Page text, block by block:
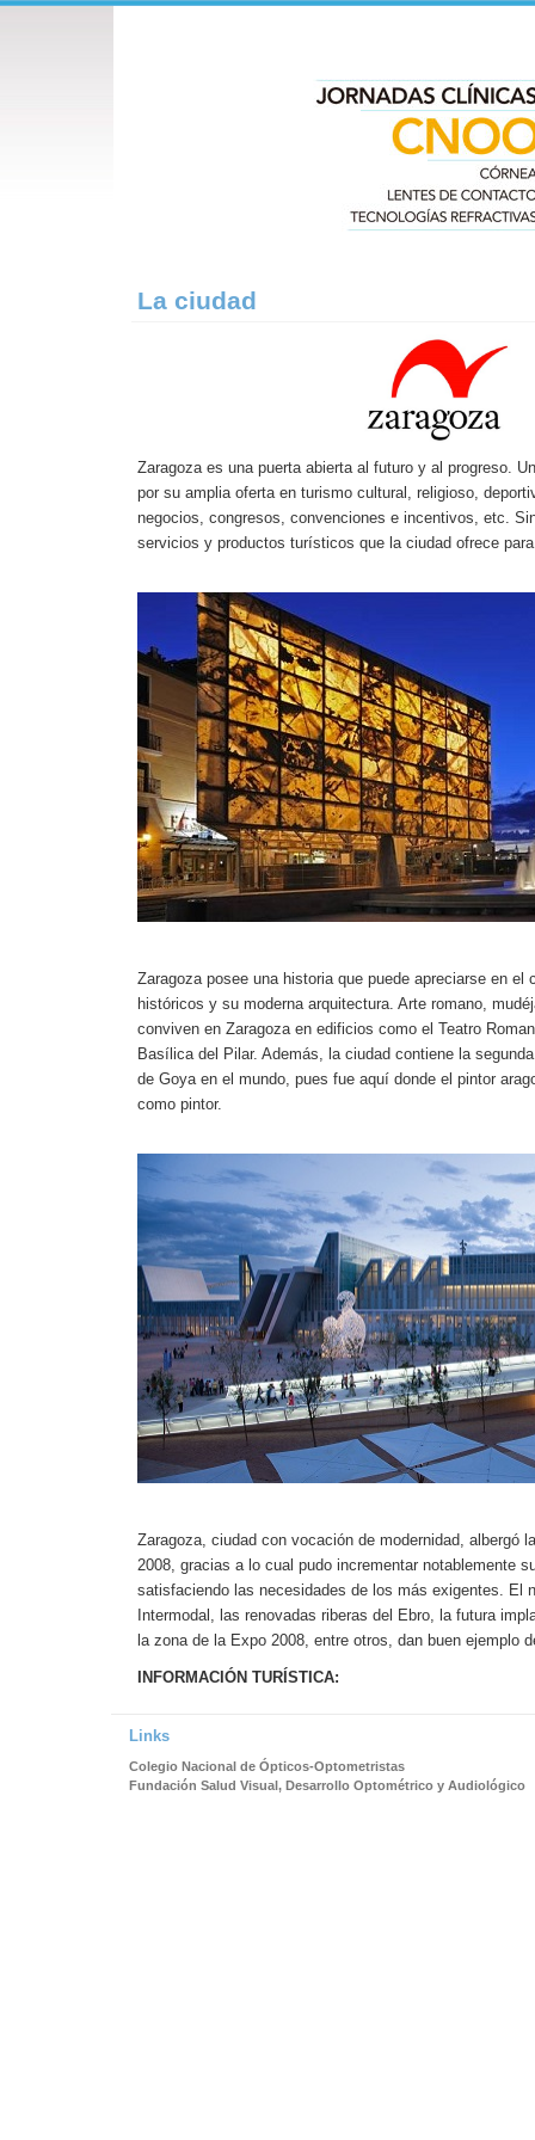
La ciudad
Zaragoza es una puerta abierta al futuro y al progreso.
por su amplia oferta en turismo cultural, religioso,
negocios, congresos, convenciones e incentivos, etc.
servicios y productos turísticos que la ciudad ofrece
Zaragoza posee una historia que puede apreciarse en el
históricos y su moderna arquitectura. Arte romano,
conviven en Zaragoza en edificios como el Teatro
Basílica del Pilar. Además, la ciudad contiene la
de Goya en el mundo, pues fue aquí donde el pintor
como pintor.
Zaragoza, ciudad con vocación de modernidad, albergó
2008, gracias a lo cual pudo incrementar notablemente
satisfaciendo las necesidades de los más exigentes. El
Intermodal, las renovadas riberas del Ebro, la futura
la zona de la Expo 2008, entre otros, dan buen ejemplo
INFORMACIÓN TURÍSTICA:
Links
Colegio Nacional de Ópticos-Optometristas
Fundación Salud Visual, Desarrollo Optométrico y Audiológico